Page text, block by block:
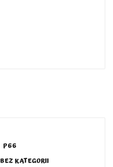
P66
BEZ KATEGORII